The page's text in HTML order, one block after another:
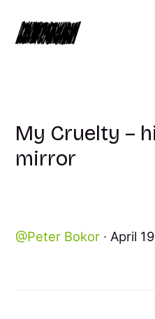
Peter Bokor April
My Cruelty –
mirror